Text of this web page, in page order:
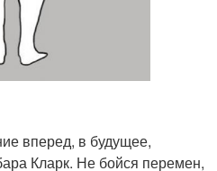
вперед, в будущее,
Кларк. Не бойся перемен,